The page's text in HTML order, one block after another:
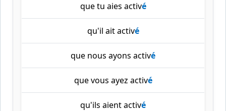
que tu aies activé
qu'il ait activé
que nous ayons activé
que vous ayez activé
qu'ils aient activé